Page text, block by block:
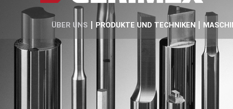
ÜBER UNS PRODUKTE UND TECHNIKEN